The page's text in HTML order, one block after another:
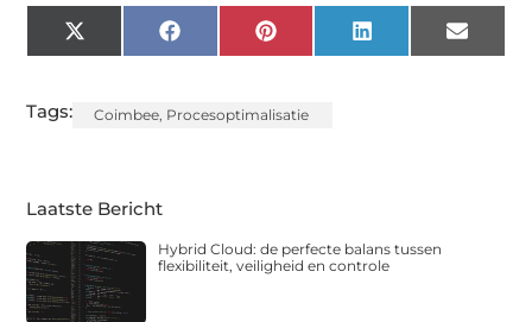
X
(Twitter)
FacebookPinterest LinkedIn Email
Tags: Coimbee Procesoptimalisatie
Laatste Bericht
Hybrid Cloud: de perfecte balans tussen
flexibiliteit, veiligheid en controle